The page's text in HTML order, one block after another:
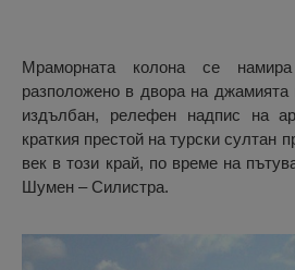
Мраморната колона се
разположено в двора на джамията
издълбан, релефен надпис на
краткия престой на турски султан
век в този край, по време на
Шумен – Силистра.